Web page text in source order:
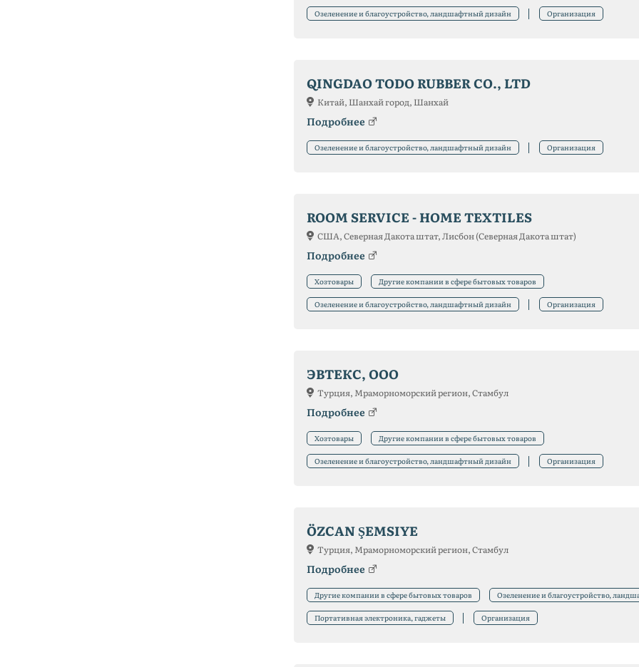
Озеленение и благоустройство, ландшафтный дизайн Организация
QINGDAO TODO RUBBER CO., LTD
Китай, Шанхай город, Шанхай
Подробнее
Озеленение и благоустройство, ландшафтный дизайн Организация
ROOM SERVICE - HOME TEXTILES
США, Северная Дакота штат, Лисбон (Северная Дакота штат)
Подробнее
Хозтовары Другие компании в сфере бытовых товаров
Озеленение и благоустройство, ландшафтный дизайн Организация
ЭВТЕКС, ООО
Турция, Мраморноморский регион, Стамбул
Подробнее
Хозтовары Другие компании в сфере бытовых товаров
Озеленение и благоустройство, ландшафтный дизайн Организация
ÖZCAN ŞEMSIYE
Турция, Мраморноморский регион, Стамбул
Подробнее
Другие компании в сфере бытовых товаров Озеленение и благоустройство,
Портативная электроника, гаджеты Организация